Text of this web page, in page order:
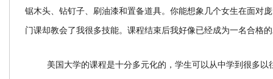
锯木头、钻钉子、刷油漆和置备道具。你能想象几个女生在面对
门课却教会了我很多技能。课程结束后我好像已经成为一名合格
美国大学的课程是十分多元化的，学生可以从中学到很多